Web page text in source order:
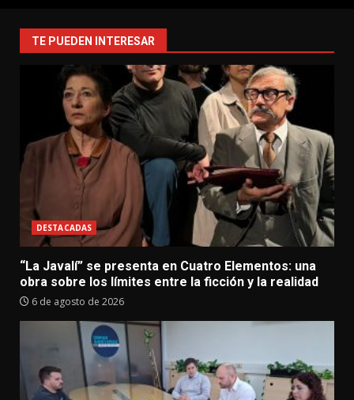
TE PUEDEN INTERESAR
DESTACADAS
“La Javalí” se presenta en Cuatro Elementos: una
obra sobre los límites entre la ficción y la realidad
6 de agosto de 2026